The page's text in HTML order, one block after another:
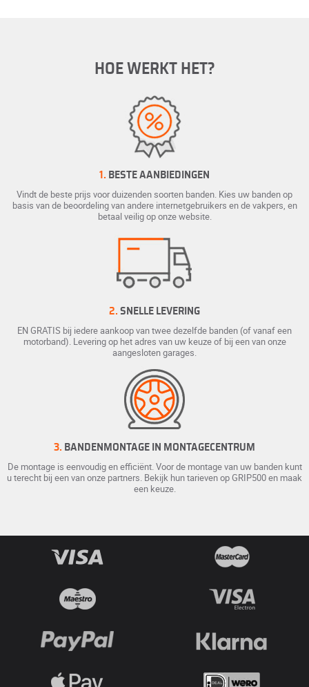
HOE WERKT HET?
1. BESTE AANBIEDINGEN
Vindt de beste prijs voor duizenden soorten banden. Kies uw banden op
basis van de beoordeling van andere internetgebruikers en de vakpers, en
betaal veilig op onze website.
2. SNELLE LEVERING
EN GRATIS bij iedere aankoop van twee dezelfde banden (of vanaf een
motorband). Levering op het adres van uw keuze of bij een van onze
aangesloten garages.
3. BANDENMONTAGE IN MONTAGECENTRUM
De montage is eenvoudig en efficiënt. Voor de montage van uw banden kunt
u terecht bij een van onze partners. Bekijk hun tarieven op GRIP500 en maak
een keuze.